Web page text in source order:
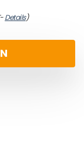
Details)